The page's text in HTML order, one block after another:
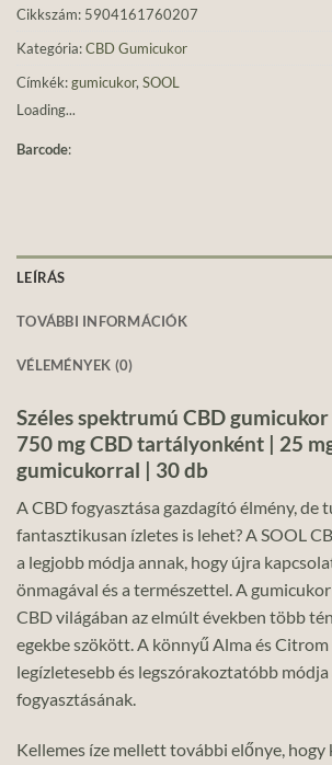
Cikkszám: 5904161760207
Kategória:CBD Gumicukor
Címkék:gumicukor, SOOL
Loading...
Barcode:
LEÍRÁS
TOVÁBBI INFORMÁCIÓK
VÉLEMÉNYEK (0)
Széles spektrumú CBD
750 mg CBD tartályonként | 25
gumicukorral | 30 db
A CBD fogyasztása gazdagító élmény, de
fantasztikusan ízletes is lehet? A SOOL
a legjobb módja annak, hogy újra
önmagával és a természettel. A
CBD világában az elmúlt években több
egekbe szökött. A könnyű Alma és
legízletesebb és legszórakoztatóbb módja
fogyasztásának.
Kellemes íze mellett további előnye,